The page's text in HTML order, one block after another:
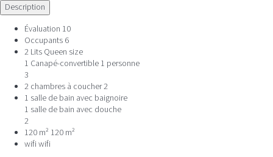
Description
Évaluation 10
Occupants 6
2 Lits Queen size
1 Canapé-convertible 1 personne
3
2 chambres à coucher2
1 salle de bain avec baignoire
1 salle de bain avec douche
2
120 m² 120 m²
wifi wifi